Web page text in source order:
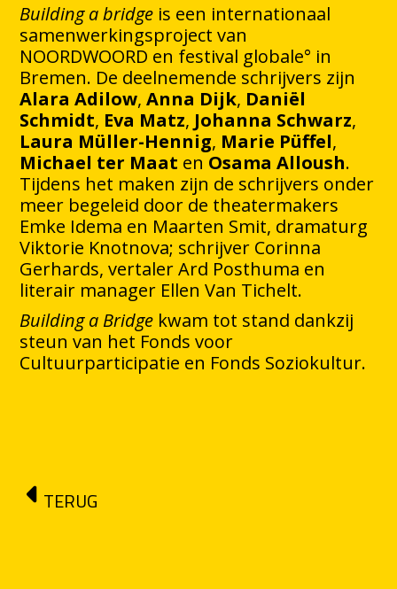
Building a bridge is een internationaal
samenwerkingsproject van
NOORDWOORD en festival globale° in
Bremen. De deelnemende schrijvers zijn
Alara Adilow,Anna Dijk, Daniël
Schmidt, Eva Matz, Johanna Schwarz,
Laura Müller-Hennig, Marie Püffel,
Michael ter Maat en Osama Alloush.
Tijdens het maken zijn de schrijvers onder
meer begeleid door de theatermakers
Emke Idema en Maarten Smit, dramaturg
Viktorie Knotnova; schrijver Corinna
Gerhards, vertaler Ard Posthuma en
literair manager Ellen Van Tichelt.
Building a Bridge kwam tot stand dankzij
steun van het Fonds voor
Cultuurparticipatie en Fonds Soziokultur.
TERUG